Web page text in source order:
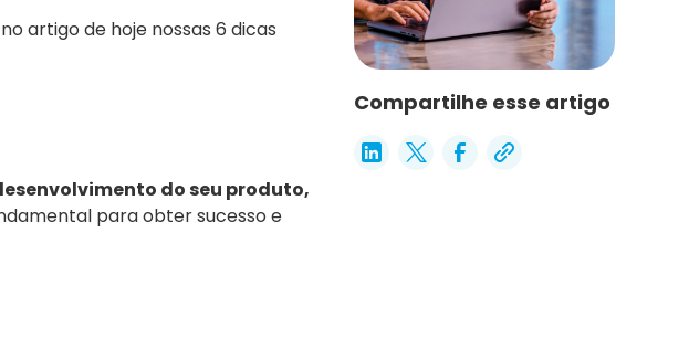
artigo de hoje nossas 6 dicas
do seu produto,
para obter sucesso e
Compartilhe esse artigo